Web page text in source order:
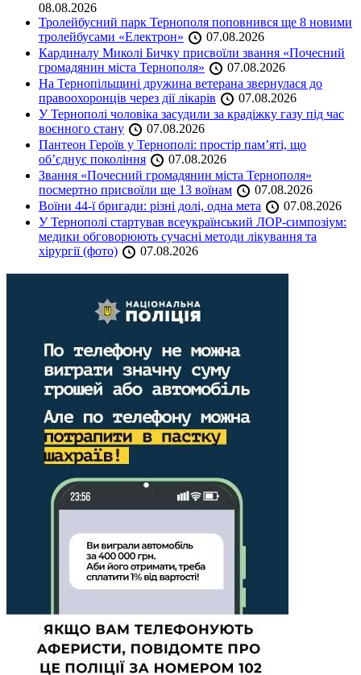
08.08.2026
Тролейбусний парк Тернополя поповнився ще 8 новими
тролейбусами «Електрон»
07.08.2026
Кардиналу Миколі Бичку присвоїли звання «Почесний
громадянин міста Тернополя»
07.08.2026
На Тернопільщині дружина ветерана звернулася до
правоохоронців через дії лікарів
07.08.2026
У Тернополі чоловіка засудили за крадіжку газу під час
воєнного стану
07.08.2026
Пантеон Героїв у Тернополі: простір пам’яті, що
об’єднує покоління
07.08.2026
Звання «Почесний громадянин міста Тернополя»
посмертно присвоїли ще 13 воїнам
07.08.2026
Воїни 44-ї бригади: різні долі, одна мета
07.08.2026
У Тернополі стартував всеукраїнський ЛОР-симпозіум:
медики обговорюють сучасні методи лікування та
хірургії (фото)
07.08.2026